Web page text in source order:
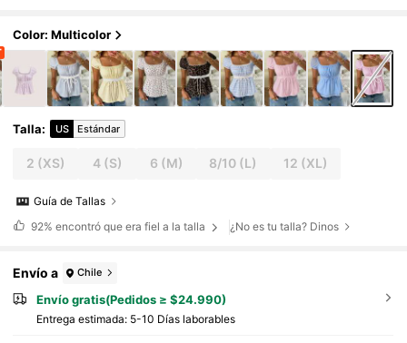
casa, picnic, vacaciones y playa
Color: Multicolor
Talla: US Estándar
2 (XS) 4(S) 6 (M) 8/10 (L) 12 (XL)
Guía de Tallas
92% encontró que era fiel a la talla ¿No es tu talla? Dinos
Envío a Chile
Envío gratis(Pedidos ≥ $24.990)
Entrega estimada: 5-10 Días laborables